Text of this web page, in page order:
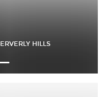
HILLS